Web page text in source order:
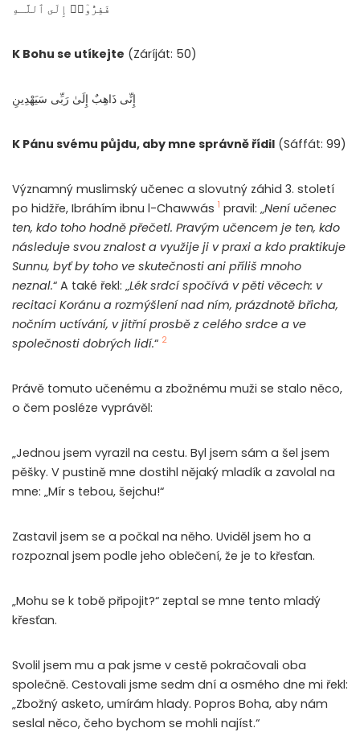
فَفِرُّوٓا۟ إِلَى ٱللَّـهِ
K Bohu se utíkejte (Záríját: 50)
إِنِّى ذَاهِبٌ إِلَىٰ رَبِّى سَيَهْدِينِ
K Pánu svému půjdu, aby mne správně řídil (Sáffát: 99)
Významný muslimský učenec a slovutný záhid 3. století
po hidžře, Ibráhím ibnu l-Chawwás 1 pravil: „Není učenec
ten, kdo toho hodně přečetl. Pravým učencem je ten, kdo
následuje svou znalost a využije ji v praxi a kdo praktikuje
Sunnu, byť by toho ve skutečnosti ani příliš mnoho
neznal.“ A také řekl: „Lék srdcí spočívá v pěti věcech: v
recitaci Koránu a rozmýšlení nad ním, prázdnotě břicha,
nočním uctívání, v jitřní prosbě z celého srdce a ve
společnosti dobrých lidí.“ 2
Právě tomuto učenému a zbožnému muži se stalo něco,
o čem posléze vyprávěl:
„Jednou jsem vyrazil na cestu. Byl jsem sám a šel jsem
pěšky. V pustině mne dostihl nějaký mladík a zavolal na
mne: „Mír s tebou, šejchu!“
Zastavil jsem se a počkal na něho. Uviděl jsem ho a
rozpoznal jsem podle jeho oblečení, že je to křesťan.
„Mohu se k tobě připojit?“ zeptal se mne tento mladý
křesťan.
Svolil jsem mu a pak jsme v cestě pokračovali oba
společně. Cestovali jsme sedm dní a osmého dne mi řekl:
„Zbožný asketo, umírám hlady. Popros Boha, aby nám
seslal něco, čeho bychom se mohli najíst.“